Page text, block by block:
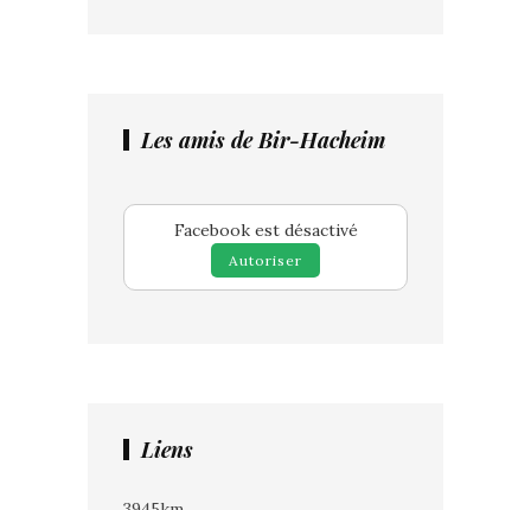
Les amis de Bir-Hacheim
Facebook est désactivé
Autoriser
Liens